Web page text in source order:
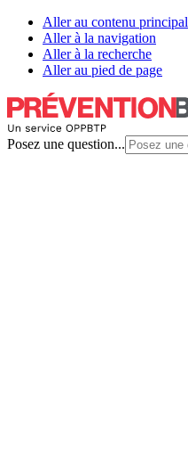
Aller au contenu principal
Aller à la navigation
Aller à la recherche
Aller au pied de page
Posez une question...